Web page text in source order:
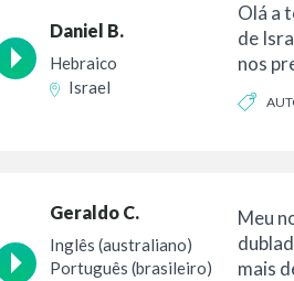
Daniel B.
Hebraico
Israel
Olá a
de
nos
Geraldo C.
Inglês (australiano)
Português (brasileiro)
Meu
mais